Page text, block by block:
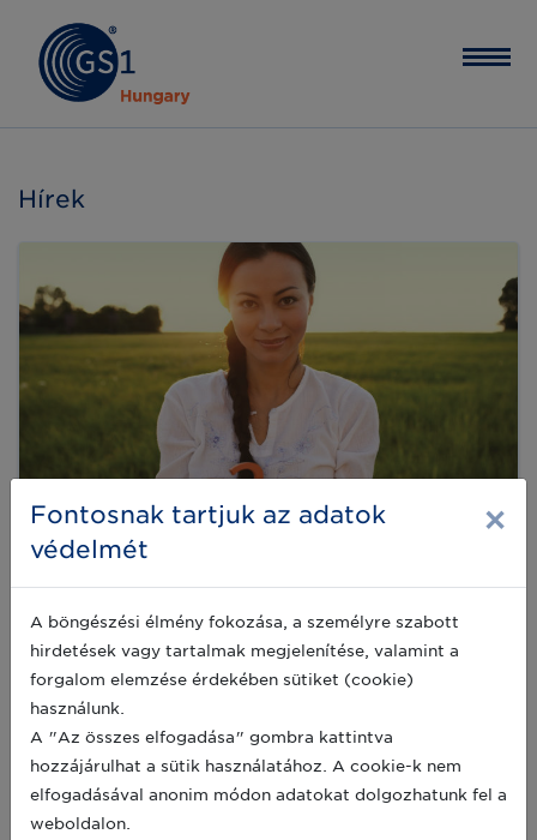
Hírek
szolgáltatásokról
Ezúton is szeretnénk felhívni Partnereink
figyelmét az aktív licenc jogviszonnyal
rendelkezők számára fontos információkra. Az
alábbiakban összefoglaljuk, hogy hogyan
működik a GS1 licenckódok érvényessége,
megújítása, és mi történik a jogviszony
megszűnése esetén, valamint bemutatjuk a
MyGS1 előnyeit.
2023-12-12
Fontosnak tartjuk az adatok
védelmét
×
A böngészési élmény fokozása, a személyre szabott
hirdetések vagy tartalmak megjelenítése, valamint a
forgalom elemzése érdekében sütiket (cookie)
használunk.
A "Az összes elfogadása" gombra kattintva
hozzájárulhat a sütik használatához. A cookie-k nem
elfogadásával anonim módon adatokat dolgozhatunk fel a
weboldalon.